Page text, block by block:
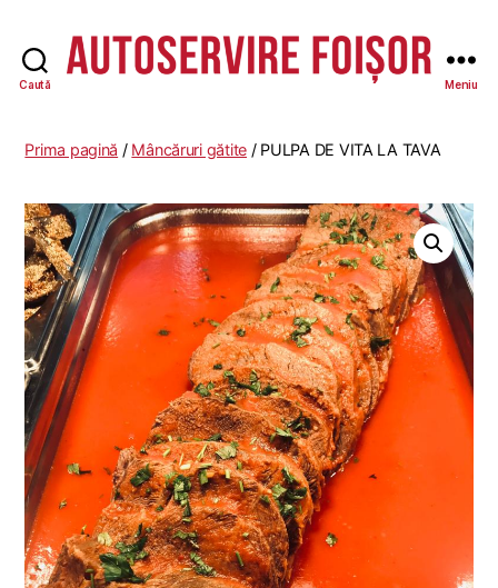
Caută Meniu
Prima pagină / Mâncăruri gătite / PULPA DE VITA LA TAVA